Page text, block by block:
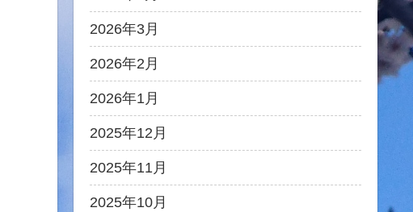
2026年3月
2026年2月
2026年1月
2025年12月
2025年11月
2025年10月